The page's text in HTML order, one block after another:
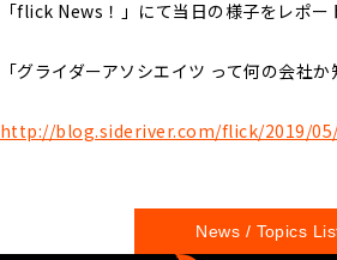
「flick News！」にて当日の様子をレポー
「グライダーアソシエイツ って何の会社か
http://blog.sideriver.com/flick/2019/
News / Topics